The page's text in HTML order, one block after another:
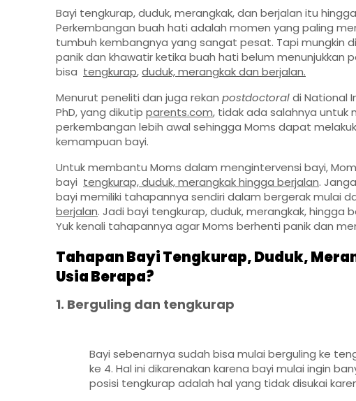
Bayi tengkurap, duduk, merangkak, dan berjalan itu
Perkembangan buah hati adalah momen yang paling
tumbuh kembangnya yang sangat pesat. Tapi mungkin
panik dan khawatir ketika buah hati belum menunjukkan
bisa tengkurap,duduk, merangkak dan berjalan.
Menurut peneliti dan juga rekan postdoctoraldi National
PhD, yang dikutip parents.com, tidak ada salahnya
perkembangan lebih awal sehingga Moms dapat
kemampuan bayi.
Untuk membantu Moms dalam mengintervensi bayi,
bayi tengkurap, duduk, merangkak hingga berjalan.
bayi memiliki tahapannya sendiri dalam bergerak mulai
berjalan. Jadi bayi tengkurap, duduk, merangkak, hingga
Yuk kenali tahapannya agar Moms berhenti panik dan
Tahapan Bayi Tengkurap, Duduk,
Usia Berapa?
1. Berguling dan tengkurap
Bayi sebenarnya sudah bisa mulai berguling ke
ke 4. Hal ini dikarenakan karena bayi mulai ingin
posisi tengkurap adalah hal yang tidak disukai